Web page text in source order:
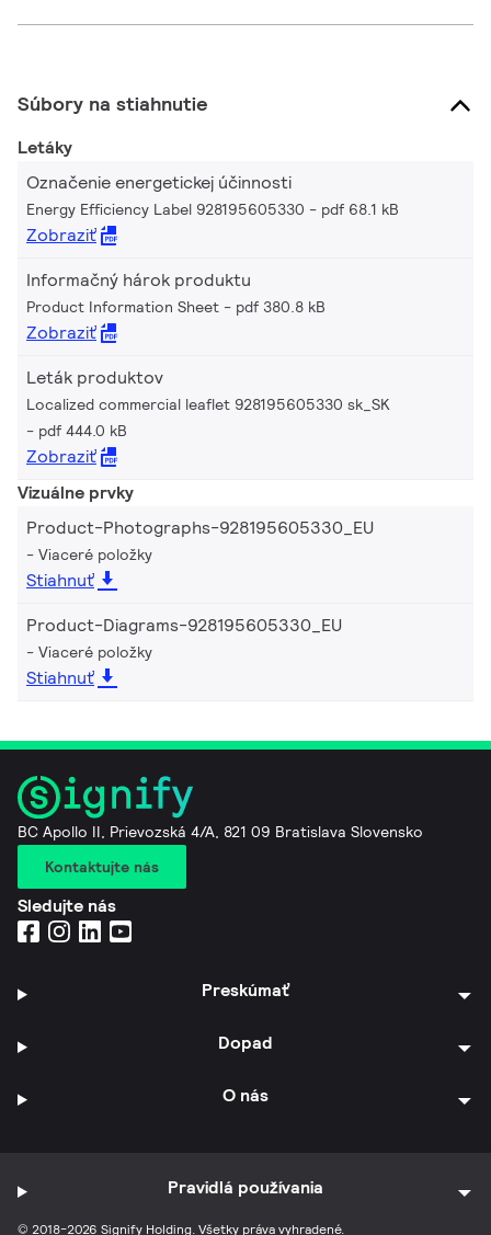
Súbory na stiahnutie
Letáky
Označenie energetickej účinnosti
Energy Efficiency Label 928195605330 pdf 68.1 kB
Zobraziť
Informačný hárok produktu
Product Information Sheet pdf 380.8 kB
Zobraziť
Leták produktov
Localized commercial leaflet 928195605330 sk_SK
pdf 444.0 kB
Zobraziť
Vizuálne prvky
Product-Photographs-928195605330_EU
Viaceré položky
Stiahnuť
Product-Diagrams-928195605330_EU
Viaceré položky
Stiahnuť
BC Apollo II, Prievozská 4/A, 821 09 Bratislava Slovensko
Kontaktujte nás
Sledujte nás
Preskúmať
Dopad
O nás
© 2018-2026 Signify Holding. Všetky práva vyhradené.
Pravidlá používania